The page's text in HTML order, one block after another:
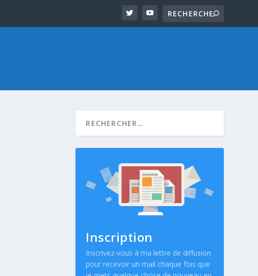
Inscription
Inscrivez-vous à ma lettre de diffusion
pour recevoir un mail chaque fois que